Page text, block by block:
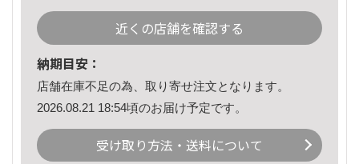
近くの店舗を確認する
納期目安：
店舗在庫不足の為、取り寄せ注文となります。
2026.08.21 18:54頃のお届け予定です。
受け取り方法・送料について